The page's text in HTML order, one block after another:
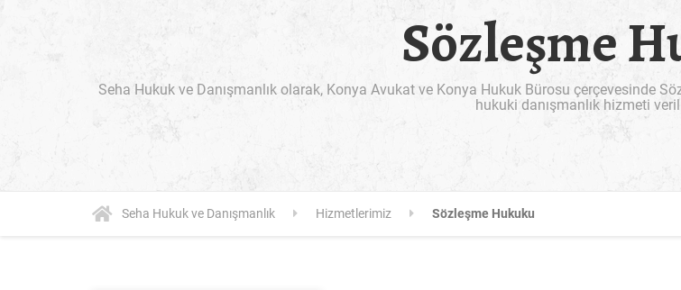
Sözleşme
Seha Hukuk ve Danışmanlık olarak, Konya Avukat ve Konya Hukuk Bürosu çerçevesinde
hukuki danışmanlık hizmeti
Seha Hukuk ve Danışmanlık Hizmetlerimiz Sözleşme Hukuku